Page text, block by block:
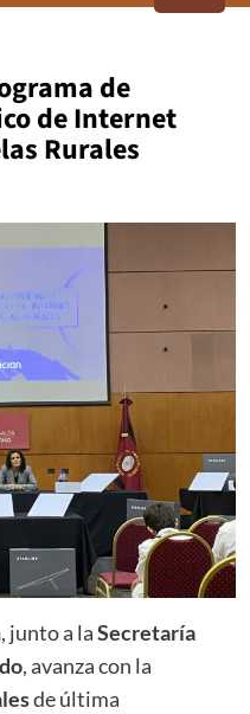
de
de Internet
Rurales
, junto a laSecretaría
, avanza con la
de última
Investig